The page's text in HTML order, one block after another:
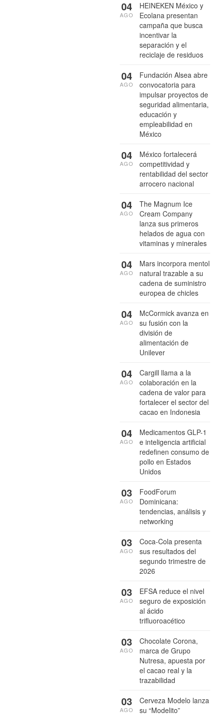
HEINEKEN México y
Ecolana presentan
campaña que busca
incentivar la
separación y el
reciclaje de residuos
04
AGO
Fundación Alsea abre
convocatoria para
impulsar proyectos de
seguridad alimentaria,
educación y
empleabilidad en
México
04
AGO
México fortalecerá
competitividad y
rentabilidad del sector
arrocero nacional
04
AGO
The Magnum Ice
Cream Company
lanza sus primeros
helados de agua con
vitaminas y minerales
04
AGO
Mars incorpora mentol
natural trazable a su
cadena de suministro
europea de chicles
04
AGO
McCormick avanza en
su fusión con la
división de
alimentación de
Unilever
04
AGO
Cargill llama a la
colaboración en la
cadena de valor para
fortalecer el sector del
cacao en Indonesia
04
AGO
Medicamentos GLP-1
e inteligencia artificial
redefinen consumo de
pollo en Estados
Unidos
04
AGO
FoodForum
Dominicana:
tendencias, análisis y
networking
03
AGO
Coca-Cola presenta
sus resultados del
segundo trimestre de
2026
03
AGO
EFSA reduce el nivel
seguro de exposición
al ácido
trifluoroacético
03
AGO
Chocolate Corona,
marca de Grupo
Nutresa, apuesta por
el cacao real y la
trazabilidad
03
AGO
Cerveza Modelo lanza
su “Modelito”
03
AGO